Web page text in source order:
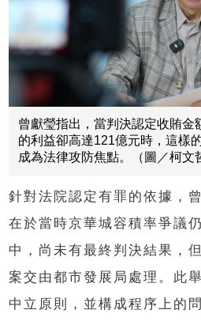
曾獻瑩指出，當判決認定收賄金
的利益卻高達121億元時，這樣
成為法律攻防焦點。（圖／柯文
針對法院認定有罪的依據，
在於當時京華城容積率爭議
中，尚未有最終判決結果，
案交由都市發展局處理。此
中立原則，並構成程序上的問